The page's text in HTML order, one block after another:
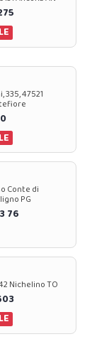
335, 47521
Conte di
PG
76
Nichelino TO